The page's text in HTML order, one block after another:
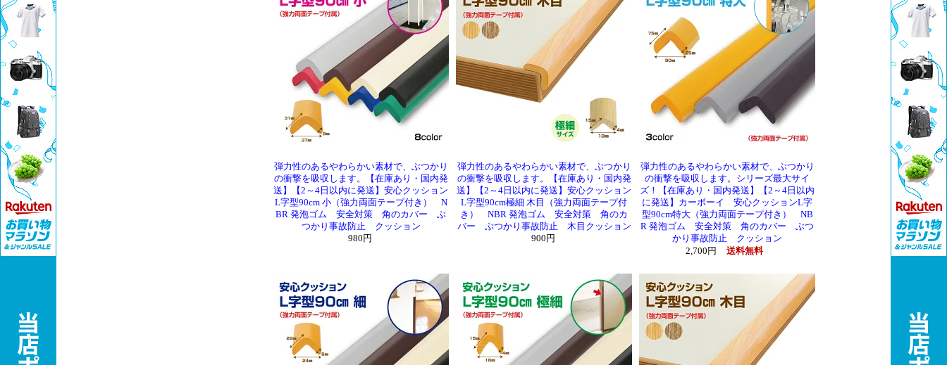
弾力性のあるやわらかい素材で、ぶつかり
の衝撃を吸収します。【在庫あり・国内発
送】【2～4日以内に発送】安心クッション
L字型90cm 小（強力両面テープ付き） N
BR 発泡ゴム 安全対策 角のカバー ぶ
つかり事故防止 クッション
980円
弾力性のあるやわらかい素材で、ぶつかり
の衝撃を吸収します。【在庫あり・国内発
送】【2～4日以内に発送】安心クッション
L字型90cm極細 木目（強力両面テープ付
き） NBR 発泡ゴム 安全対策 角のカ
バー ぶつかり事故防止 木目クッション
900円
弾力性のあるやわらかい素材で、ぶつかり
の衝撃を吸収します。シリーズ最大サイ
ズ！【在庫あり・国内発送】【2～4日以内
に発送】カーボーイ 安心クッションL字
型90cm特大（強力両面テープ付き） NB
R 発泡ゴム 安全対策 角のカバー ぶつ
かり事故防止 クッション
2,700円
送料無料